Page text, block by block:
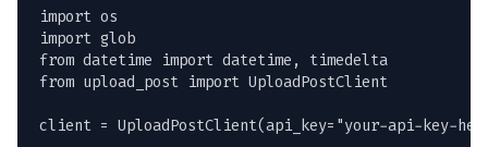
import os
import glob
from datetime import datetime, timedelta
from upload_post import UploadPostClient
client = UploadPostClient(api_key="your-api-key-